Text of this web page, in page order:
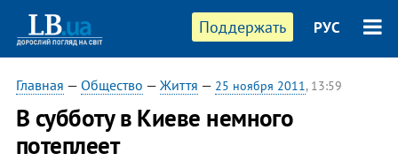
Поддержать РУС
Главная — Общество — Життя — 25 ноября 2011, 13:59
​В субботу в Киеве немного
потеплеет